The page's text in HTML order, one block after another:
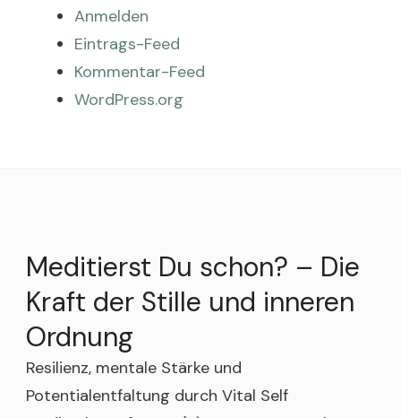
Anmelden
Eintrags-Feed
Kommentar-Feed
WordPress.org
Meditierst Du schon? – Die
Kraft der Stille und inneren
Ordnung
Resilienz, mentale Stärke und
Potentialentfaltung durch Vital Self